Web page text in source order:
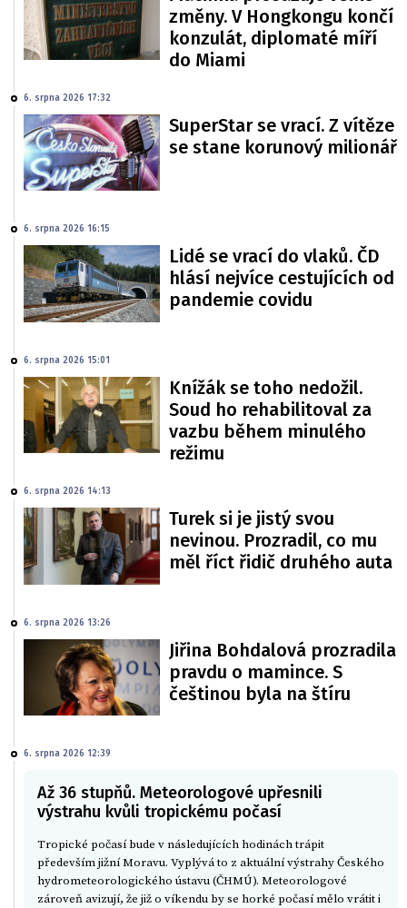
změny. V Hongkongu končí
konzulát, diplomaté míří
do Miami
6. srpna 2026 17:32
SuperStar se vrací. Z vítěze
se stane korunový milionář
6. srpna 2026 16:15
Lidé se vrací do vlaků. ČD
hlásí nejvíce cestujících od
pandemie covidu
6. srpna 2026 15:01
Knížák se toho nedožil.
Soud ho rehabilitoval za
vazbu během minulého
režimu
6. srpna 2026 14:13
Turek si je jistý svou
nevinou. Prozradil, co mu
měl říct řidič druhého auta
6. srpna 2026 13:26
Jiřina Bohdalová prozradila
pravdu o mamince. S
češtinou byla na štíru
6. srpna 2026 12:39
Až 36 stupňů. Meteorologové upřesnili
výstrahu kvůli tropickému počasí
Tropické počasí bude v následujících hodinách trápit
především jižní Moravu. Vyplývá to z aktuální výstrahy Českého
hydrometeorologického ústavu (ČHMÚ). Meteorologové
zároveň avizují, že již o víkendu by se horké počasí mělo vrátit i